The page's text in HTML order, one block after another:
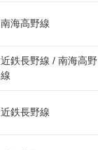
南海高野線
近鉄長野線 / 南海高野
線
近鉄長野線